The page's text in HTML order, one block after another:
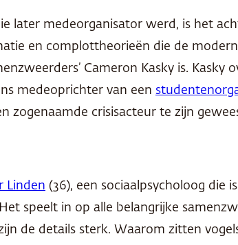
later medeorganisator werd, is het
en complottheorieën die de
Cameron Kasky is.
medeoprichter van een
zogenaamde crisisacteur te zijn
Linden (36), een sociaalpsycholoog die
speelt in op alle belangrijke
de details sterk. Waarom zitten